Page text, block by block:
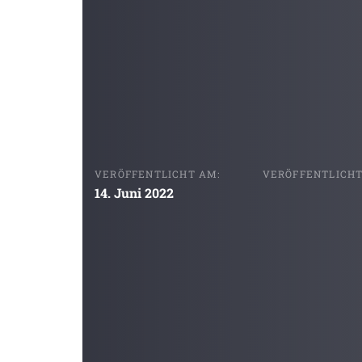
VERÖFFENTLICHT AM:
14. Juni 2022